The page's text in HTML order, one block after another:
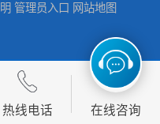
鹤管_鹤管销售_鹤管供应商
管理员入口 网站地图
热线电话 在线咨询